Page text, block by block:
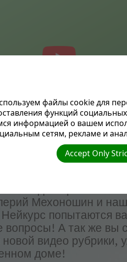
и зятья
общий язык с
дисгармонию в
Мехоношин и
попытаются
вопросы! А так же вы
видео рубрики,
доме!
файлы cookie для
функций
информацией о вашем
сетям, рекламе и
Accept Only